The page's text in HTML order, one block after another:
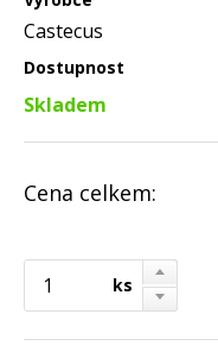
Castecus
Dostupnost
Skladem
Cena celkem:
ks